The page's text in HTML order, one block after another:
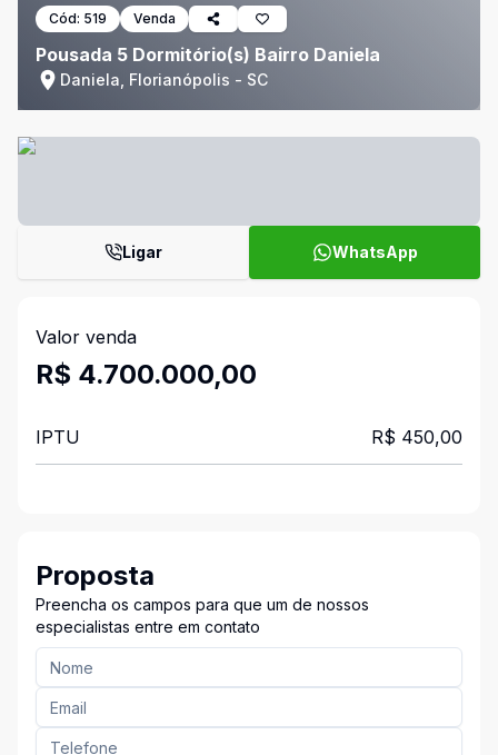
Cód: 519 Venda
Pousada 5 Dormitório(s) Bairro Daniela
Daniela, Florianópolis - SC
Ligar WhatsApp
Valor venda
R$ 4.700.000,00
IPTU R$ 450,00
Proposta
Preencha os campos para que um de nossos
especialistas entre em contato